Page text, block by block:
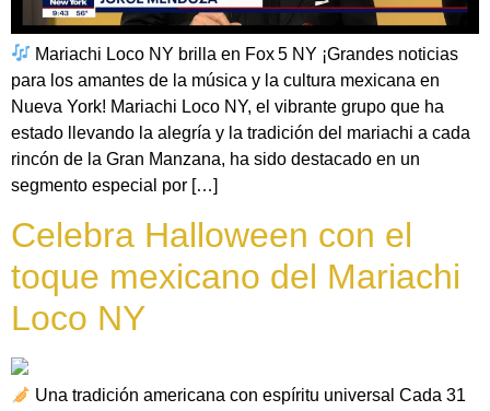
Mariachi Loco NY brilla en Fox 5 NY ¡Grandes noticias
para los amantes de la música y la cultura mexicana en
Nueva York! Mariachi Loco NY, el vibrante grupo que ha
estado llevando la alegría y la tradición del mariachi a cada
rincón de la Gran Manzana, ha sido destacado en un
segmento especial por […]
Celebra Halloween con el
toque mexicano del Mariachi
Loco NY
Una tradición americana con espíritu universal Cada 31